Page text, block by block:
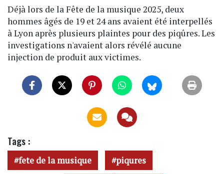
Déjà lors de la Fête de la musique 2025, deux
hommes âgés de 19 et 24 ans avaient été interpellés
à Lyon après plusieurs plaintes pour des piqûres. Les
investigations n'avaient alors révélé aucune
injection de produit aux victimes.
Tags :
fete de la musique piqures